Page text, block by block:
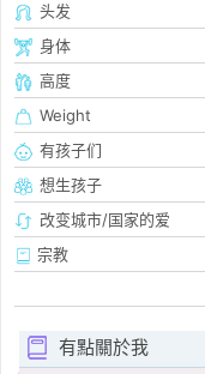
头发
身体
高度
Weight
有孩子们
想生孩子
改变城市/国家的爱
宗教
有點關於我